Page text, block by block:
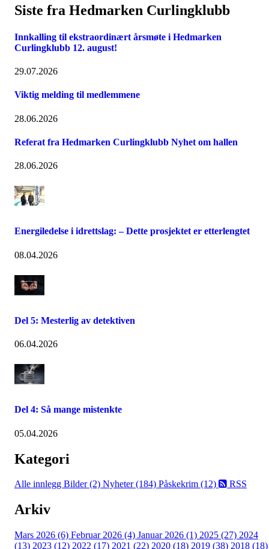
Siste fra Hedmarken Curlingklubb
Innkalling til ekstraordinært årsmøte i Hedmarken
Curlingklubb 12. august!
29.07.2026
Viktig melding til medlemmene
28.06.2026
Referat fra Hedmarken Curlingklubb Nyhet om hallen
28.06.2026
Energiledelse i idrettslag: – Dette prosjektet er etterlengtet
08.04.2026
Del 5: Mesterlig av detektiven
06.04.2026
Del 4: Så mange mistenkte
05.04.2026
Kategori
Alle innlegg Bilder (2) Nyheter (184) Påskekrim (12) RSS
Arkiv
Mars 2026 (6) Februar 2026 (4) Januar 2026 (1) 2025 (27) 2024
(13) 2023 (12) 2022 (17) 2021 (22) 2020 (18) 2019 (38) 2018 (18)